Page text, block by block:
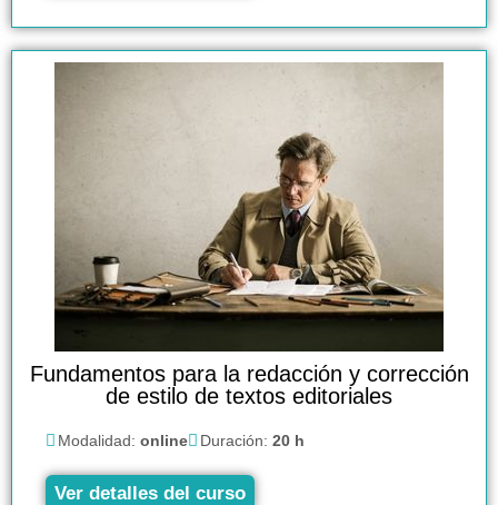
Fundamentos para la redacción y corrección
de estilo de textos editoriales
Modalidad: online Duración: 20 h
Ver detalles del curso